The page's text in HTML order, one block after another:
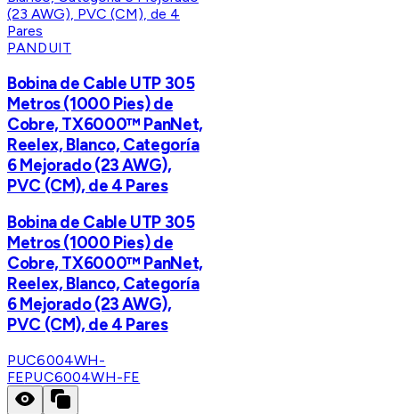
PANDUIT
Bobina de Cable UTP 305
Metros (1000 Pies) de
Cobre, TX6000™ PanNet,
Reelex, Blanco, Categoría
6 Mejorado (23 AWG),
PVC (CM), de 4 Pares
Bobina de Cable UTP 305
Metros (1000 Pies) de
Cobre, TX6000™ PanNet,
Reelex, Blanco, Categoría
6 Mejorado (23 AWG),
PVC (CM), de 4 Pares
PUC6004WH-
FEPUC6004WH-FE